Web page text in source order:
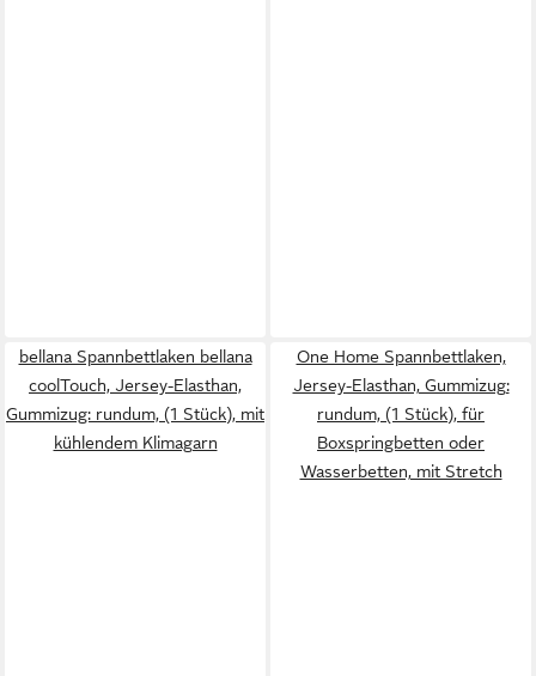
bellana Spannbettlaken bellana
coolTouch, Jersey-Elasthan,
Gummizug: rundum, (1 Stück), mit
kühlendem Klimagarn
One Home Spannbettlaken,
Jersey-Elasthan, Gummizug:
rundum, (1 Stück), für
Boxspringbetten oder
Wasserbetten, mit Stretch